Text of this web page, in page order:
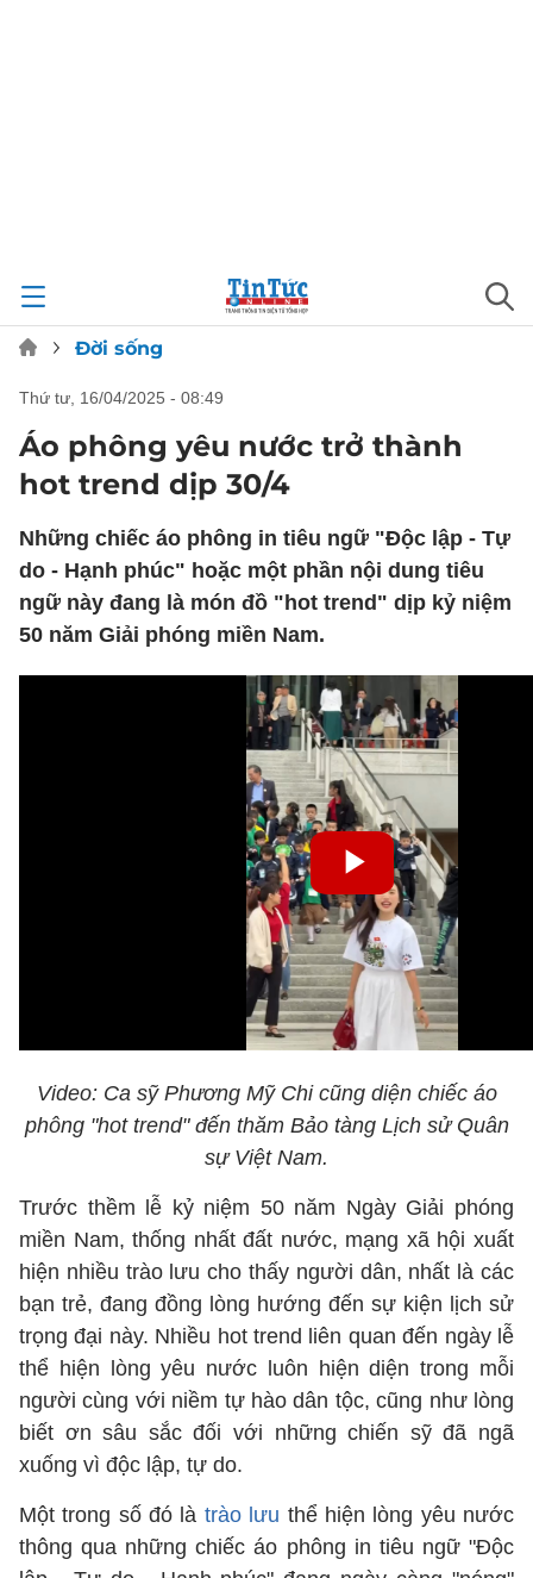
Đời sống
thứ tư, 16/04/2025 - 08:49
Áo phông yêu nước trở thành
hot trend dịp 30/4
Những chiếc áo phông in tiêu ngữ "Độc lập - Tự
do - Hạnh phúc" hoặc một phần nội dung tiêu
ngữ này đang là món đồ "hot trend" dịp kỷ niệm
50 năm Giải phóng miền Nam.
Video: Ca sỹ Phương Mỹ Chi cũng diện chiếc áo
phông "hot trend" đến thăm Bảo tàng Lịch sử Quân
sự Việt Nam.
Trước thềm lễ kỷ niệm 50 năm Ngày Giải phóng
miền Nam, thống nhất đất nước, mạng xã hội xuất
hiện nhiều trào lưu cho thấy người dân, nhất là các
bạn trẻ, đang đồng lòng hướng đến sự kiện lịch sử
trọng đại này. Nhiều hot trend liên quan đến ngày lễ
thể hiện lòng yêu nước luôn hiện diện trong mỗi
người cùng với niềm tự hào dân tộc, cũng như lòng
biết ơn sâu sắc đối với những chiến sỹ đã ngã
xuống vì độc lập, tự do.
Một trong số đó là trào lưu thể hiện lòng yêu nước
thông qua những chiếc áo phông in tiêu ngữ "Độc